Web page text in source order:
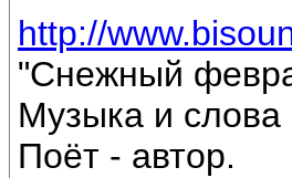
http://
"Снежный
Музыка и
Поёт - автор.